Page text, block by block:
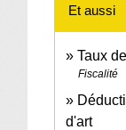
Et aussi
Taux
Fiscalité
d'art